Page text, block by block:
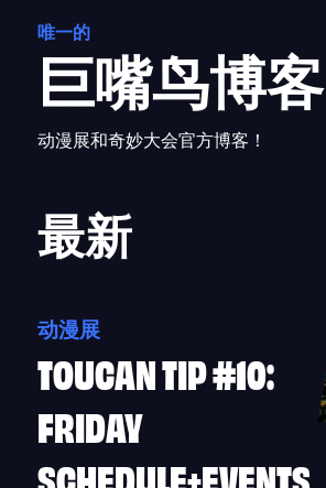
唯一的
巨嘴鸟博客
动漫展和奇妙大会官方博客！
最新
动漫展
TOUCAN TIP #10:
FRIDAY
SCHEDULE+EVENTS